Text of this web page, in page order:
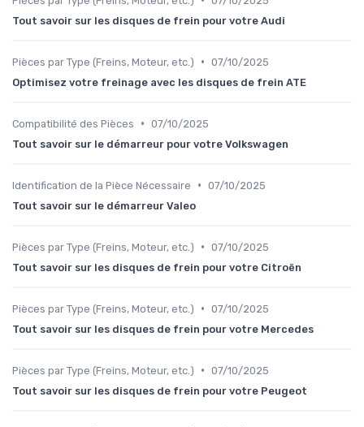
Tout savoir sur les disques de frein pour votre Audi
Pièces par Type (Freins, Moteur, etc.) • 07/10/2025
Optimisez votre freinage avec les disques de frein ATE
Compatibilité des Pièces • 07/10/2025
Tout savoir sur le démarreur pour votre Volkswagen
Identification de la Pièce Nécessaire • 07/10/2025
Tout savoir sur le démarreur Valeo
Pièces par Type (Freins, Moteur, etc.) • 07/10/2025
Tout savoir sur les disques de frein pour votre Citroën
Pièces par Type (Freins, Moteur, etc.) • 07/10/2025
Tout savoir sur les disques de frein pour votre Mercedes
Pièces par Type (Freins, Moteur, etc.) • 07/10/2025
Tout savoir sur les disques de frein pour votre Peugeot